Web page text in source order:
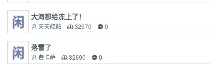
大海都给冻上了！
天天船舶 32970 0
落雪了
费卡萨 32690 0